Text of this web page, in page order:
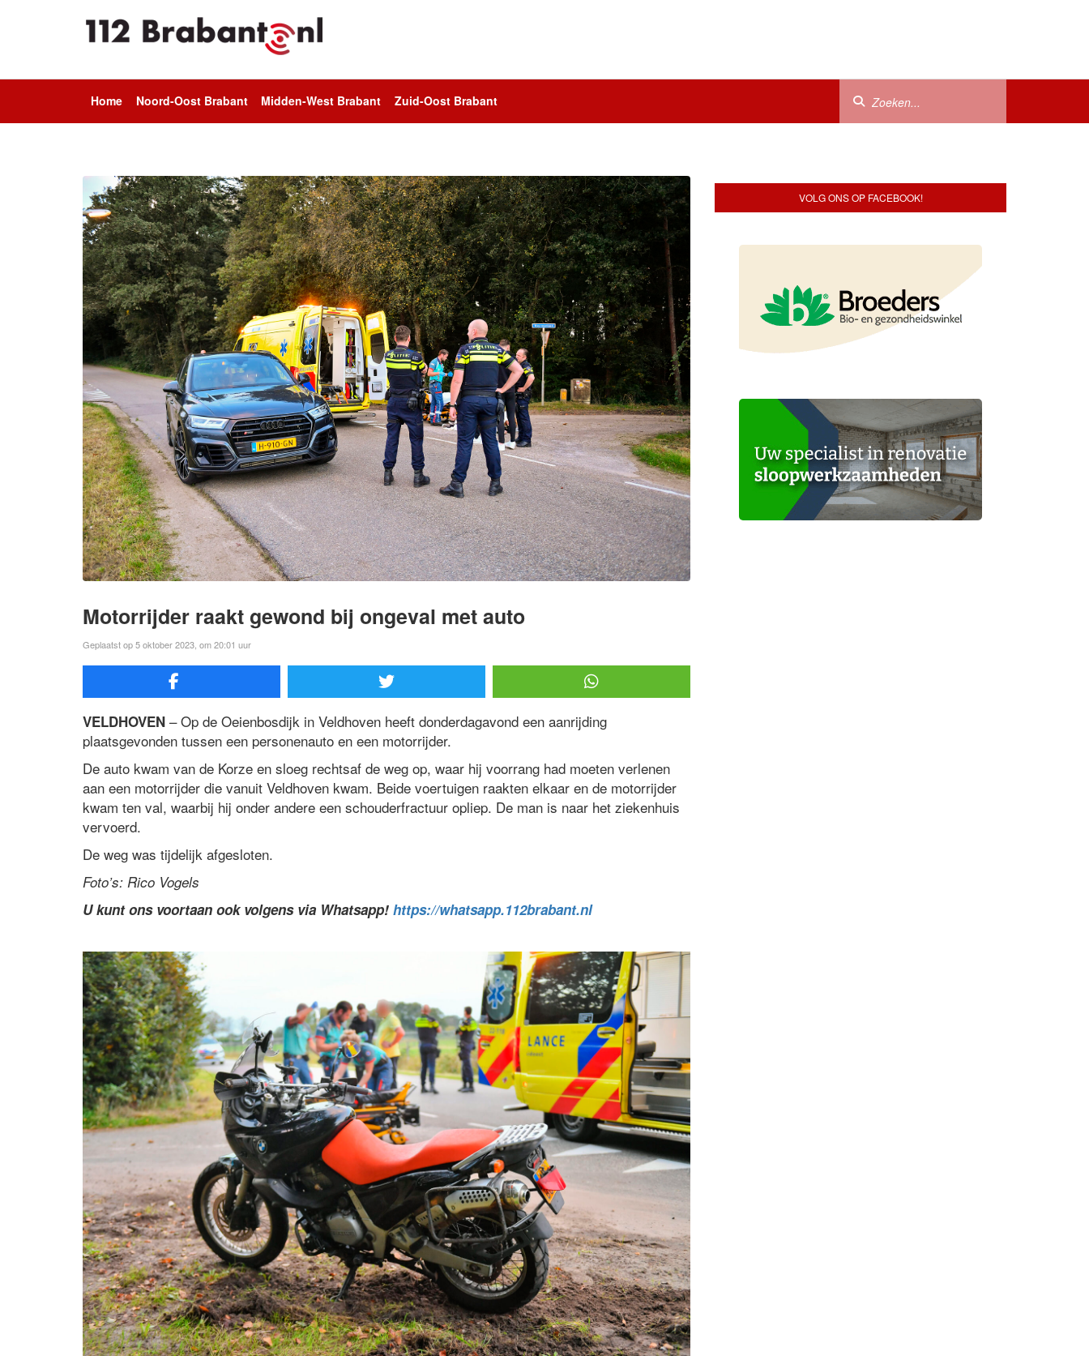
Home Noord-Oost Brabant Midden-West Brabant Zuid-Oost Brabant
Motorrijder raakt gewond bij ongeval met auto
Geplaatst op 5 oktober 2023, om 20:01 uur
VELDHOVEN – Op de Oeienbosdijk in Veldhoven heeft donderdagavond een aanrijding
plaatsgevonden tussen een personenauto en een motorrijder.
De auto kwam van de Korze en sloeg rechtsaf de weg op, waar hij voorrang had moeten verlenen
aan een motorrijder die vanuit Veldhoven kwam. Beide voertuigen raakten elkaar en de motorrijder
kwam ten val, waarbij hij onder andere een schouderfractuur opliep. De man is naar het ziekenhuis
vervoerd.
De weg was tijdelijk afgesloten.
Foto’s: Rico Vogels
U kunt ons voortaan ook volgens via Whatsapp! https://whatsapp.112brabant.nl
VOLG ONS OP FACEBOOK!